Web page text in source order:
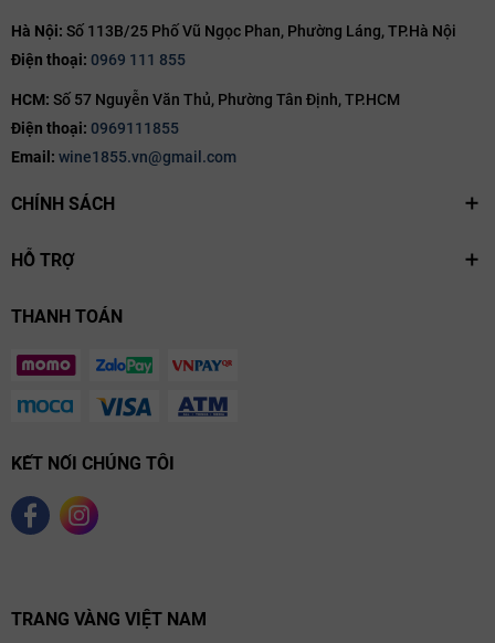
Hà Nội: Số 113B/25 Phố Vũ Ngọc Phan, Phường Láng, TP.Hà Nội
Điện thoại: 0969 111 855
HCM: Số 57 Nguyễn Văn Thủ, Phường Tân Định, TP.HCM
Điện thoại: 0969111855
Email: wine1855.vn@gmail.com
CHÍNH SÁCH
HỖ TRỢ
THANH TOÁN
KẾT NỐI CHÚNG TÔI
TRANG VÀNG VIỆT NAM